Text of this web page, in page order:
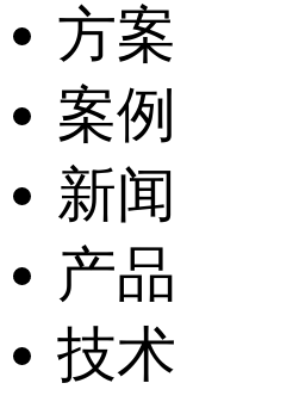
方案
案例
新闻
产品
技术